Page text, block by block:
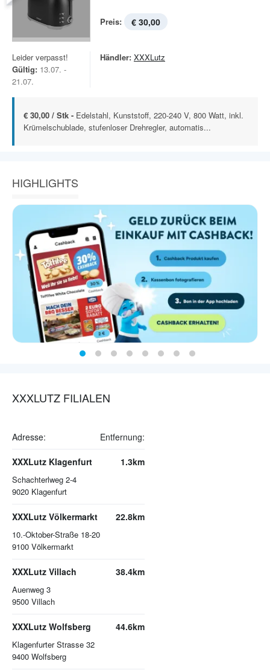
Preis: € 30,00
Leider verpasst!
Gültig: 13.07. -
21.07.
Händler: XXXLutz
€ 30,00 / Stk - Edelstahl, Kunststoff, 220-240 V, 800 Watt, inkl.
Krümelschublade, stufenloser Drehregler, automatis...
HIGHLIGHTS
XXXLUTZ FILIALEN
Adresse: Entfernung:
XXXLutz Klagenfurt
Schachterlweg 2-4
9020 Klagenfurt
1.3km
XXXLutz Völkermarkt
10.-Oktober-Straße 18-20
9100 Völkermarkt
22.8km
XXXLutz Villach
Auenweg 3
9500 Villach
38.4km
XXXLutz Wolfsberg
Klagenfurter Strasse 32
9400 Wolfsberg
44.6km